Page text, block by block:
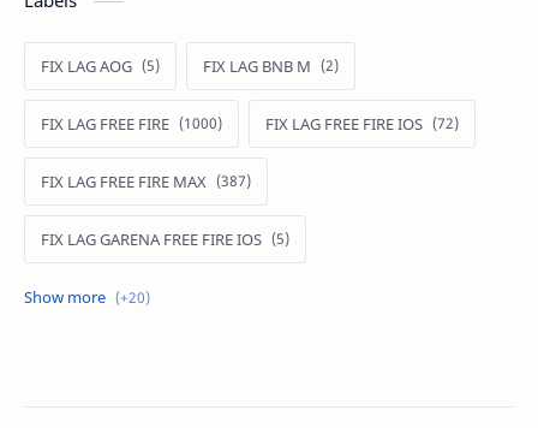
FIX LAG AOG FIX LAG BNB M
FIX LAG FREE FIRE FIX LAG FREE FIRE IOS
FIX LAG FREE FIRE MAX
FIX LAG GARENA FREE FIRE IOS
FIX LAG LIÊN QUÂN MOBILE
MOD APK FREE FIRE MOD DATA FREE FIRE